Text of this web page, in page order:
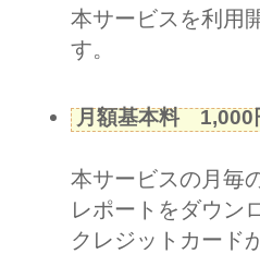
本サービスを利用
す。
月額基本料 1,000
本サービスの月毎
レポートをダウン
クレジットカード